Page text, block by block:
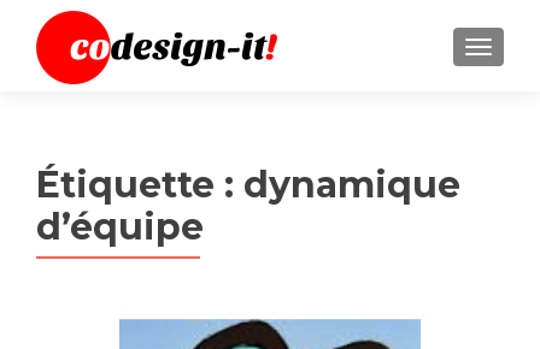
MENU
Étiquette : dynamique
d’équipe